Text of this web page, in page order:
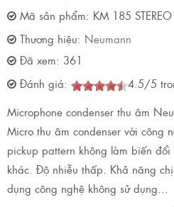
Mã sản phẩm: KM 185 STEREO
Thương hiệu: Neumann
Đã xem: 361
Đánh giá:
4.5/5
Microphone condenser thu âm
Micro thu âm condenser với công
pickup pattern không làm biến
khác. Độ nhiễu thấp. Khả năng
dụng công nghệ không sử dụng...